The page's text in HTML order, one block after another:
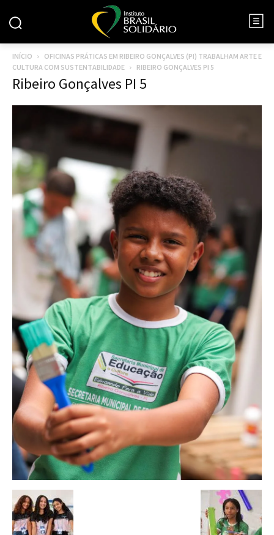
INÍCIO
OFICINAS PRÁTICAS EM RIBEIRO GONÇALVES (PI) TRABALHAM ARTE E
CULTURA COM SUSTENTABILIDADE
RIBEIRO GONÇALVES PI 5
Ribeiro Gonçalves PI 5